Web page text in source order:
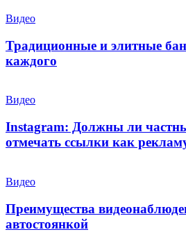
Видео
Традиционные и элитные
каждого
Видео
Instagram: Должны ли
отмечать ссылки как
Видео
Преимущества
автостоянкой